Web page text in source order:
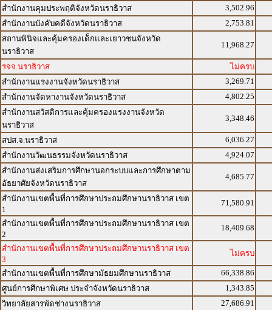
สำนักงานคุมประพฤติจังหวัดนราธิวาส
3,502.96
สำนักงานบังคับคดีจังหวัดนราธิวาส
2,753.81
สถานพินิจและคุ้มครองเด็กและเยาวชนจังหวัด
นราธิวาส
11,968.27
รจจ.นราธิวาส
ไม่ครบ
สำนักงานแรงงานจังหวัดนราธิวาส
3,269.71
สำนักงานจัดหางานจังหวัดนราธิวาส
4,802.25
สำนักงานสวัสดิการและคุ้มครองแรงงานจังหวัด
นราธิวาส
3,348.46
สปส.จ.นราธิวาส
6,036.27
สำนักงานวัฒนธรรมจังหวัดนราธิวาส
4,924.07
สำนักงานส่งเสริมการศึกษานอกระบบและการศึกษาตาม
อัธยาศัยจังหวัดนราธิวาส
4,685.77
สำนักงานเขตพื้นที่การศึกษาประถมศึกษานราธิวาส เขต
1
71,580.91
สำนักงานเขตพื้นที่การศึกษาประถมศึกษานราธิวาส เขต
2
18,409.68
สำนักงานเขตพื้นที่การศึกษาประถมศึกษานราธิวาส เขต
3
ไม่ครบ
สำนักงานเขตพื้นที่การศึกษามัธยมศึกษานราธิวาส
66,338.86
ศูนย์การศึกษาพิเศษ ประจำจังหวัดนราธิวาส
1,343.85
วิทยาลัยสารพัดช่างนราธิวาส
27,686.91